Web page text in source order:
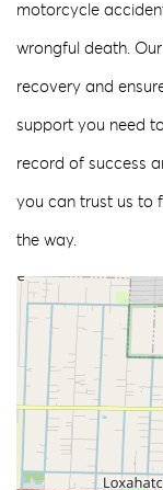
motorcycle
wrongful death.
recovery and
support you need
record of success
you can trust us to
the way.